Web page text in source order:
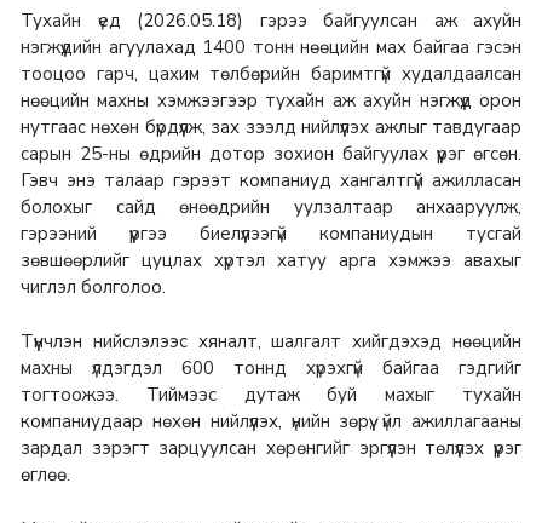
Тухайн үед (2026.05.18) гэрээ байгуулсан аж ахуйн
нэгжүүдийн агуулахад 1400 тонн нөөцийн мах байгаа гэсэн
тооцоо гарч, цахим төлбөрийн баримтгүй худалдаалсан
нөөцийн махны хэмжээгээр тухайн аж ахуйн нэгжүүд орон
нутгаас нөхөн бүрдүүлж, зах зээлд нийлүүлэх ажлыг тавдугаар
сарын 25-ны өдрийн дотор зохион байгуулах үүрэг өгсөн.
Гэвч энэ талаар гэрээт компаниуд хангалтгүй ажилласан
болохыг сайд өнөөдрийн уулзалтаар анхааруулж,
гэрээний үүргээ биелүүлээгүй компаниудын тусгай
зөвшөөрлийг цуцлах хүртэл хатуу арга хэмжээ авахыг
чиглэл болголоо.
Түүнчлэн нийслэлээс хяналт, шалгалт хийгдэхэд нөөцийн
махны үлдэгдэл 600 тоннд хүрэхгүй байгаа гэдгийг
тогтоожээ. Тиймээс дутаж буй махыг тухайн
компаниудаар нөхөн нийлүүлэх, үнийн зөрүү, үйл ажиллагааны
зардал зэрэгт зарцуулсан хөрөнгийг эргүүлэн төлүүлэх үүрэг
өглөө.